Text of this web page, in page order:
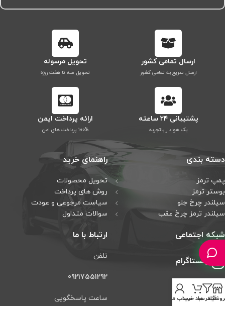
ارسال تمامی کشور
ارسال سریع به تمامی کشور
تحویل مرسوله
تحویل سه تا هفت روزه
پشتیبانی ۲۴ ساعته
یک هوادار باتجربه
ارائه پرداخت ایمن
۱۰۰% پرداخت های امن
دسته بندی
پمپ ترمز
بوستر ترمز
سیلندر چرخ جلو
سیلندر ترمز چرخ عقب
راهنمای خرید
تحویل محصولات
روش های پرداخت
سیاست مرجوعی و عودت
سوالات متداول
شبکه اجتماعی
اینستاگرام
تلگرام
ارتباط با ما
تلفن
09217551292
ساعت پاسخگویی فیلتر هاسبد خریدحساب من